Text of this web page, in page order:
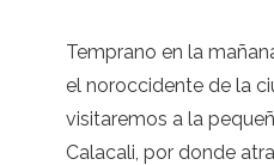
Temprano en la
el noroccidente de la
visitaremos a la
Calacali, por donde